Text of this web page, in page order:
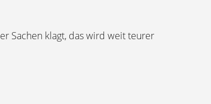
Sachen klagt, das wird weit teurer